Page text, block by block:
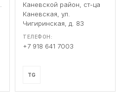
Каневской район, ст-ца
Каневская, ул.
Чигиринская, д. 83
ТЕЛЕФОН:
+7 918 641 7003
TG